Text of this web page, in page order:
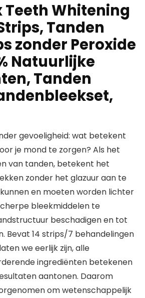
Teeth Whitening
Tanden
zonder Peroxide
Natuurlijke
Tanden
gevoeligheid: wat betekent
je mond te zorgen? Als het
van tanden, betekent het
zonder het glazuur aan te
en moeten worden lichter
bleekmiddelen te
beschadigen en tot
Bevat 14 strips/7 behandelingen
we eerlijk zijn, alle
ingrediënten betekenen
aantonen. Daarom
om wetenschappelijk